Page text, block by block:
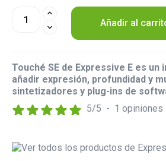
Añadir al
Touché SE de Expressive E es un
añadir expresión, profundidad y
sintetizadores y plug-ins de
5/5 - 1 opiniones